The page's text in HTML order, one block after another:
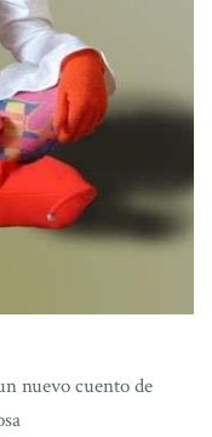
nuevo cuento de